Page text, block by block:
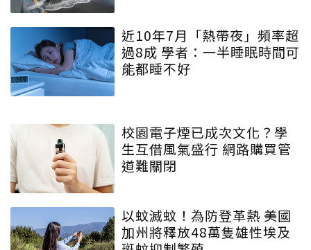
近10年7月「熱帶夜」頻率超
過8成 學者：一半睡眠時間可
能都睡不好
校園電子煙已成次文化？學
生互借風氣盛行 網路購買管
道難關閉
以蚊滅蚊！為防登革熱 美國
加州將釋放48萬隻雄性埃及